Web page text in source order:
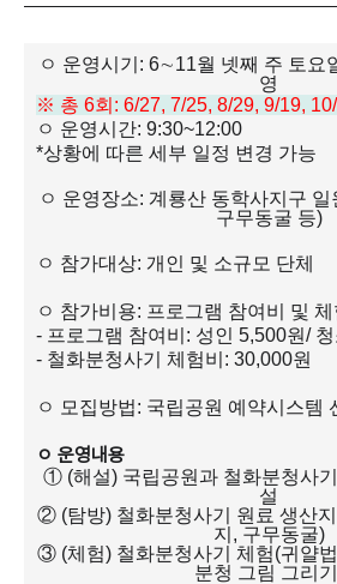
ㅇ 운영시기 : 6∼11월 넷째 주 토요
영
※ 총 6회 : 6/27, 7/25, 8/29, 9/19,
ㅇ 운영시간: 9:30~12:00
*상황에 따른 세부 일정 변경 가능
ㅇ 운영장소: 계룡산 동학사지구 일
구무동굴 등)
ㅇ 참가대상: 개인 및 소규모 단체
ㅇ 참가비용: 프로그램 참여비 및
- 프로그램 참여비 : 성인 5,500원/
- 철화분청사기 체험비 : 30,000원
ㅇ 모집방법: 국립공원 예약시스템
ㅇ 운영내용
① (해설) 국립공원과 철화분청사
설
② (탐방) 철화분청사기 원료 생산
지 , 구무동굴)
③ (체험) 철화분청사기 체험(귀얄법
분청 그림 그리기